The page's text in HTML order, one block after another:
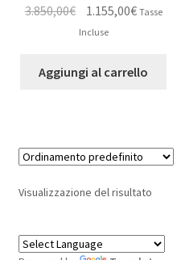
3.850,00€
prezzo
era:
1.155,00€Il
è:
Tasse
Incluse
Aggiungi al carrello
Visualizzazione del risultato